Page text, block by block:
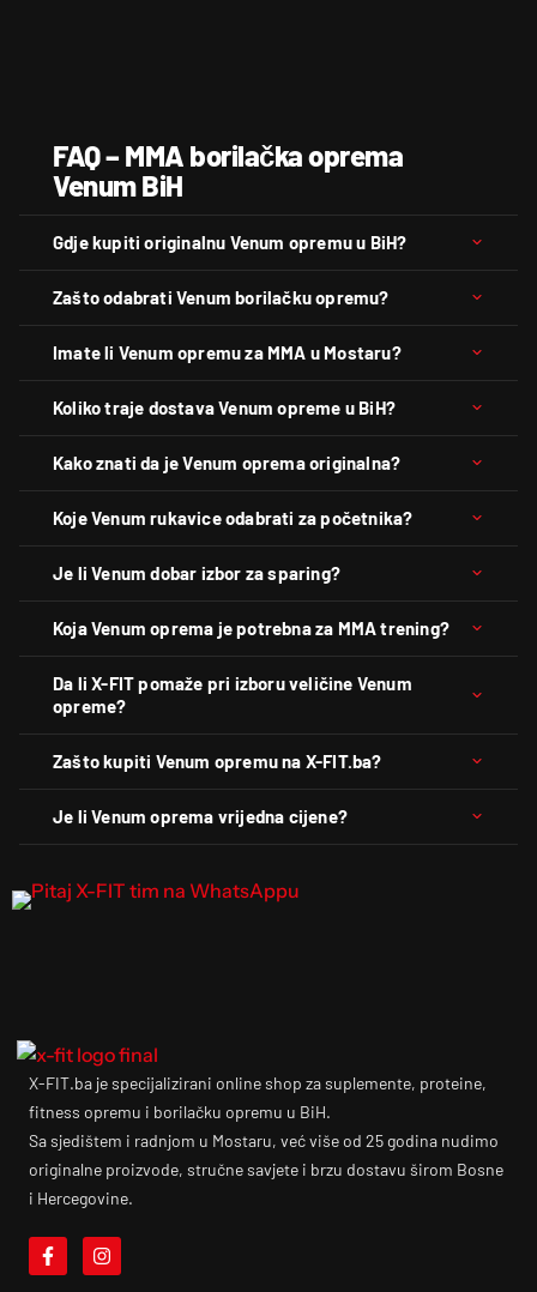
FAQ – MMA borilačka oprema
Venum BiH
Gdje kupiti originalnu Venum opremu u BiH?
Zašto odabrati Venum borilačku opremu?
Imate li Venum opremu za MMA u Mostaru?
Koliko traje dostava Venum opreme u BiH?
Kako znati da je Venum oprema originalna?
Koje Venum rukavice odabrati za početnika?
Je li Venum dobar izbor za sparing?
Koja Venum oprema je potrebna za MMA trening?
Da li X-FIT pomaže pri izboru veličine Venum
opreme?
Zašto kupiti Venum opremu na X-FIT.ba?
Je li Venum oprema vrijedna cijene?
X-FIT.ba je specijalizirani online shop za suplemente, proteine,
fitness opremu i borilačku opremu u BiH.
Sa sjedištem i radnjom u Mostaru, već više od 25 godina nudimo
originalne proizvode, stručne savjete i brzu dostavu širom Bosne
i Hercegovine.